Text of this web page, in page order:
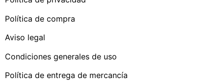
Política de compra
Aviso legal
Condiciones generales de uso
Política de entrega de mercancía